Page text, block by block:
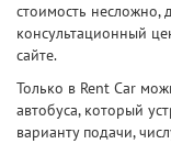
стоимость несложно,
консультационный
сайте.
Только в Rent Car
автобуса, который
варианту подачи,